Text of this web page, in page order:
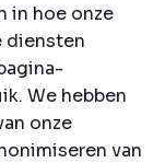
in hoe onze
diensten
We hebben
onze
van